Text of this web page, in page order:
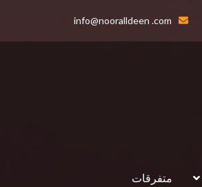
info@nooralldeen .com
متفرقات